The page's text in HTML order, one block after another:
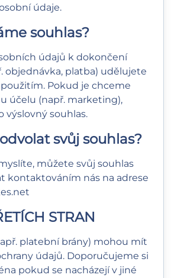
údaje.
souhlas?
údajů k dokončení
objednávka, platba) udělujete
Pokud je chceme
účelu (např. marketing),
výslovný souhlas.
svůj souhlas?
můžete svůj souhlas
kontaktováním nás na adrese
STRAN
platební brány) mohou mít
údajů. Doporučujeme si
pokud se nacházejí v jiné